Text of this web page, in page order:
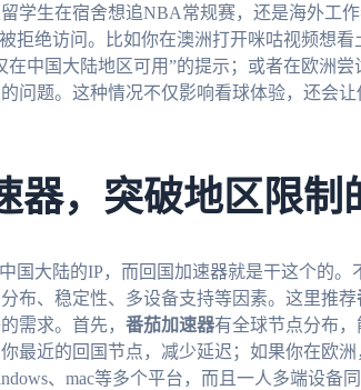
学生在宿舍想追NBA常规赛，还是海外工
拒绝访问。比如你在澳洲打开咪咕视频想看
中国大陆地区可用”的提示；或者在欧洲尝
问题。这种情况不仅影响看球体验，还会
器，突破地区限制
国大陆的IP，而回国加速器就是干这个的。
布、稳定性、多设备支持等因素。这里推荐
需求。首先， 番茄加速器有全球节点分布
近的回国节点，减少延迟；如果你在欧洲
、mac等多个平台，而且一人多端设